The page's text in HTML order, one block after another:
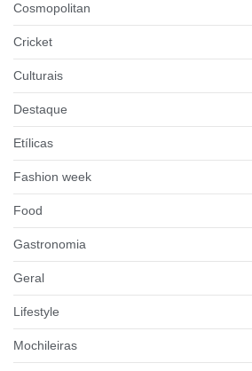
Cosmopolitan
Cricket
Culturais
Destaque
Etílicas
Fashion week
Food
Gastronomia
Geral
Lifestyle
Mochileiras